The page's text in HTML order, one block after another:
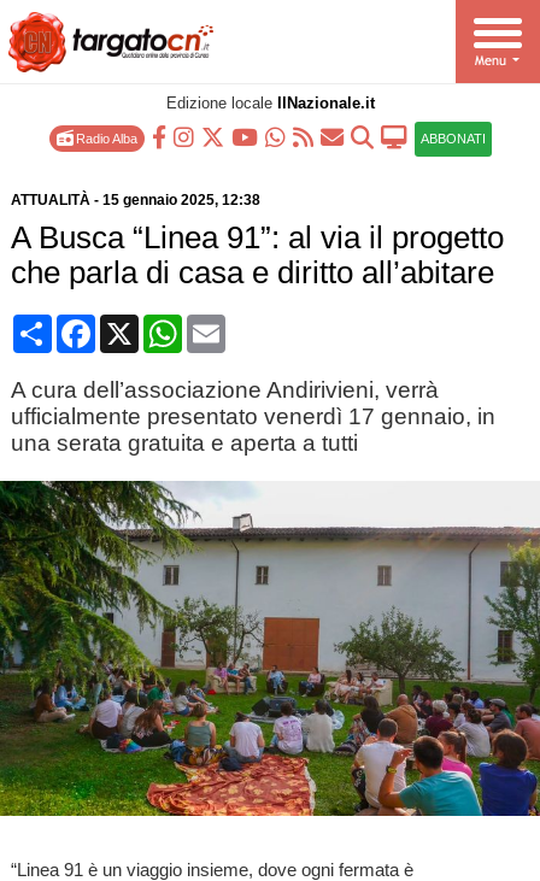
Edizione locale IlNazionale.it
Radio Alba ABBONATI
ATTUALITÀ- 15 gennaio 2025, 12:38
A Busca “Linea 91”: al via il progetto
che parla di casa e diritto all’abitare
CondividiFacebook
X WhatsApp
Email
A cura dell’associazione Andirivieni, verrà
ufficialmente presentato venerdì 17 gennaio, in
una serata gratuita e aperta a tutti
“Linea 91 è un viaggio insieme, dove ogni fermata è